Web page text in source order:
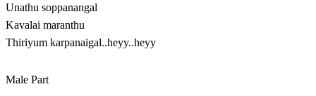
Unathu soppanangal
Kavalai maranthu
Thiriyum karpanaigal..heyy..heyy
Male Part